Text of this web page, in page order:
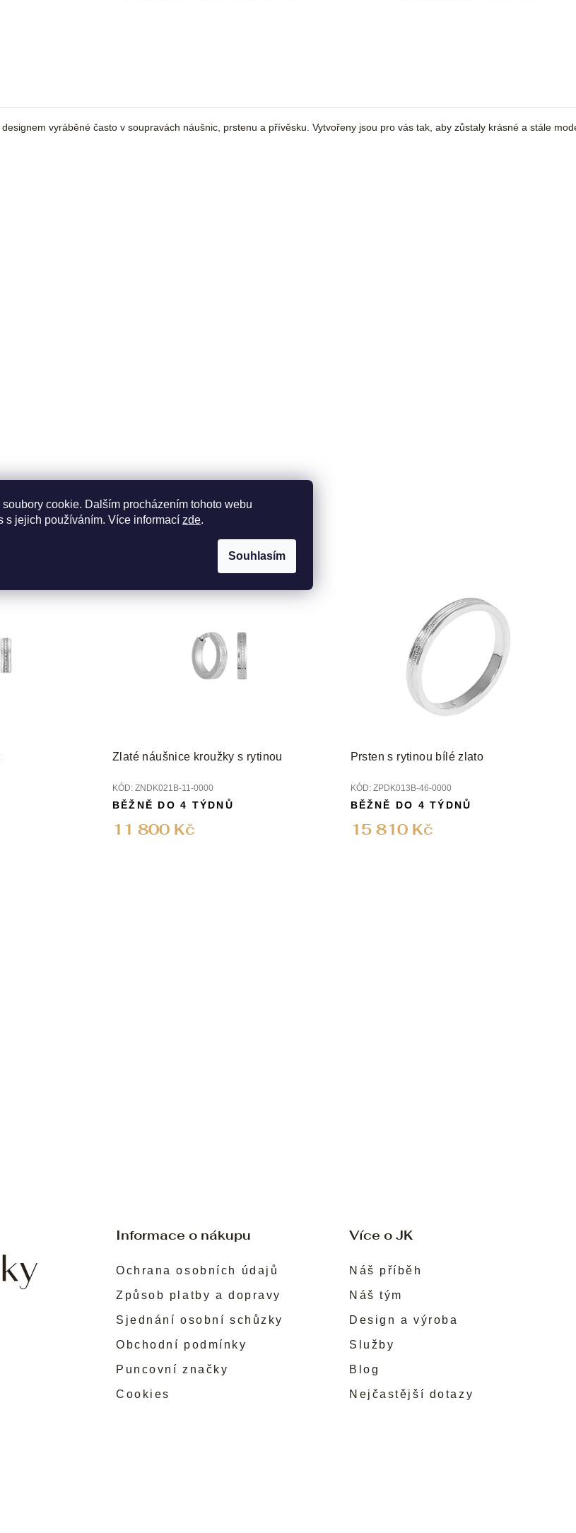
cookie. Dalším procházením tohoto webu
s jejich používáním. Více informací zde.
Souhlasím
vyráběné často v soupravách náušnic, prstenu a přívěsku. Vytvořeny jsou pro vás tak, aby zůstaly krásné a stále
Zlaté náušnice kroužky s rytinou
KÓD: ZNDK021B-11-0000
11 800 Kč
BĚŽNĚ DO 4 TÝDNŮ
Prsten s rytinou bílé zlato
KÓD: ZPDK013B-46-0000
15 810 Kč
BĚŽNĚ DO 4 TÝDNŮ
Informace o nákupu
Ochrana osobních údajů
Způsob platby a dopravy
Sjednání osobní schůzky
Obchodní podmínky
Puncovní značky
Cookies
Více o JK
Náš příběh
Náš tým
Design a výroba
Služby
Blog
Nejčastější dotazy